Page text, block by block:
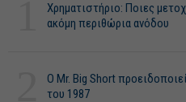
Χρηματιστήριο: Ποιες
ακόμη περιθώρια ανόδου
O Mr. Big Short
του 1987